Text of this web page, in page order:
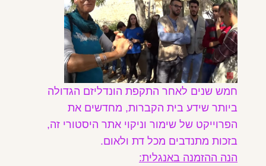
חמש שנים לאחר התקפת הונדליזם הגדולה
ביותר שידע בית הקברות, מחדשים את
הפרוייקט של שימור וניקוי אתר היסטורי זה,
בזכות מתנדבים מכל דת ולאום.
הנה ההזמנה באנגלית: